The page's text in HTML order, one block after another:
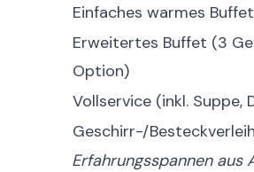
Einfaches warmes
Erweitertes Buffet (3
Option)
Vollservice (inkl. Suppe,
Geschirr-/
Erfahrungsspannen